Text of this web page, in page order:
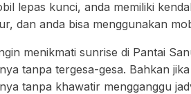
lepas kunci, anda memiliki
dan anda bisa menggunakan
menikmati sunrise di Pantai
tanpa tergesa-gesa. Bahkan
tanpa khawatir mengganggu